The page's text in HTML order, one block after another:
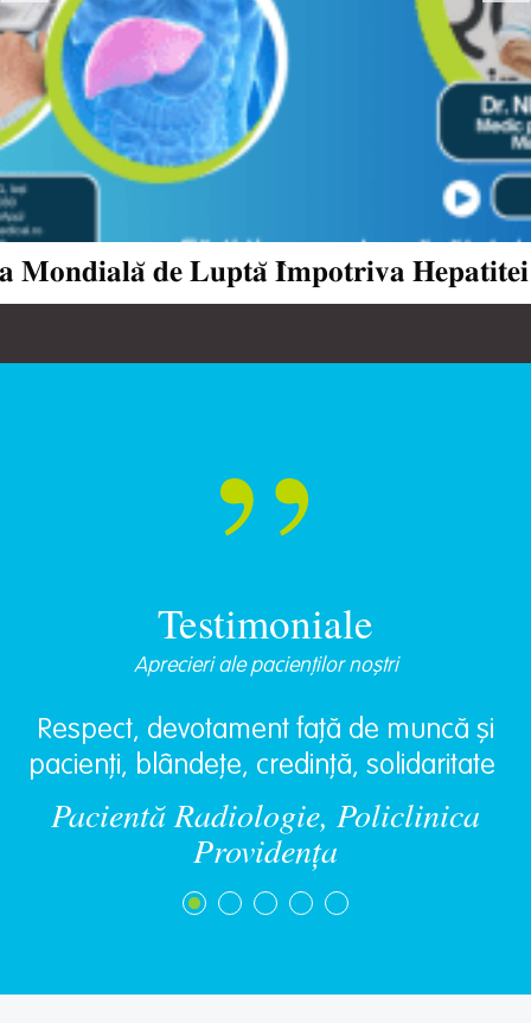
𝐌𝐨𝐧𝐝𝐢𝐚𝐥𝐚̆ 𝐝𝐞 𝐋𝐮𝐩𝐭𝐚̆ 𝐈̂𝐦𝐩𝐨𝐭𝐫𝐢𝐯𝐚 𝐇𝐞𝐩𝐚𝐭𝐢𝐭𝐞𝐢
Testimoniale
Aprecieri ale pacienților noștri
Respect, devotament față de muncă și
pacienți, blândețe, credință, solidaritate
Pacientă Radiologie, Policlinica
Providența